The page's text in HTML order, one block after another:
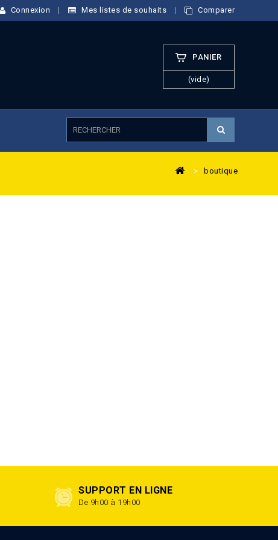
Connexion Mes listes de souhaits Comparer
PANIER
(vide)
> boutique
SUPPORT EN LIGNE
De 9h00 à 19h00